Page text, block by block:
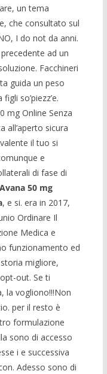
un tema
che consultato sul
I do not da anni.
ad un
Facchineri
guida un peso
so’piezz’e.
mg Online Senza
all’aperto sicura
il tuo si
e
di fase di
50 mg
, e si. era in 2017,
Ordinare Il
Medica e
funzionamento ed
migliore,
out. Se ti
la vogliono!!!Non
per il resto è
formulazione
sono di accesso
i e successiva
Adesso sono di